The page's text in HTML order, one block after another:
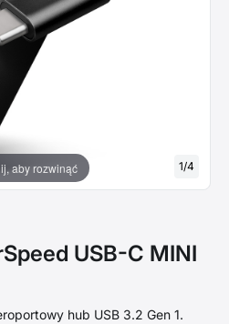
aby rozwinąć 1/4
USB-C MINI
hub USB 3.2 Gen 1.